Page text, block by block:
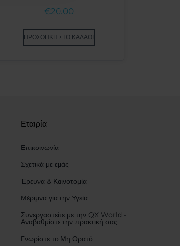
€20.00
ΠΡΟΣΘΉΚΗ ΣΤΟ ΚΑΛΆΘΙ
Εταιρία
Επικοινωνία
Σχετικά με εμάς
Έρευνα & Καινοτομία
Μέριμνα για την Υγεία
Συνεργαστείτε με την QX World -
Αναβαθμίστε την πρακτική σας
Γνωρίστε το Μη Ορατό